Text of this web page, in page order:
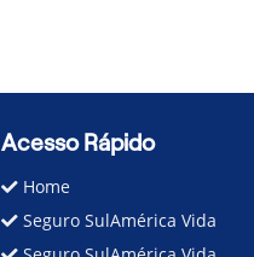
Acesso Rápido
Home
Seguro SulAmérica Vida